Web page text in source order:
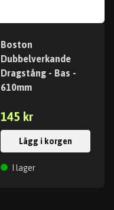
Boston
Dubbelverkande
Dragstång - Bas -
610mm
145 kr
Lägg i korgen
I lager